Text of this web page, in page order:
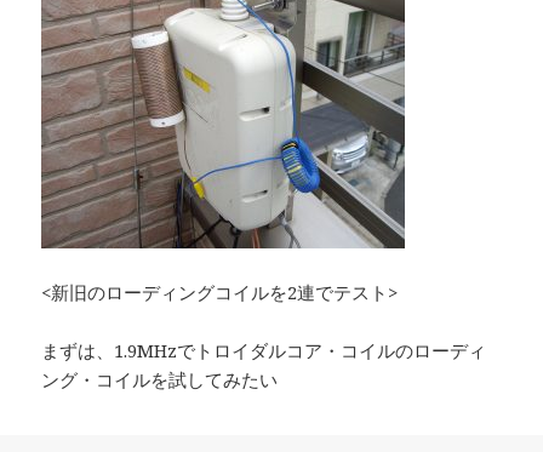
<新旧のローディングコイルを2連でテスト>
まずは、1.9MHzでトロイダルコア・コイルのローディ
ング・コイルを試してみたい